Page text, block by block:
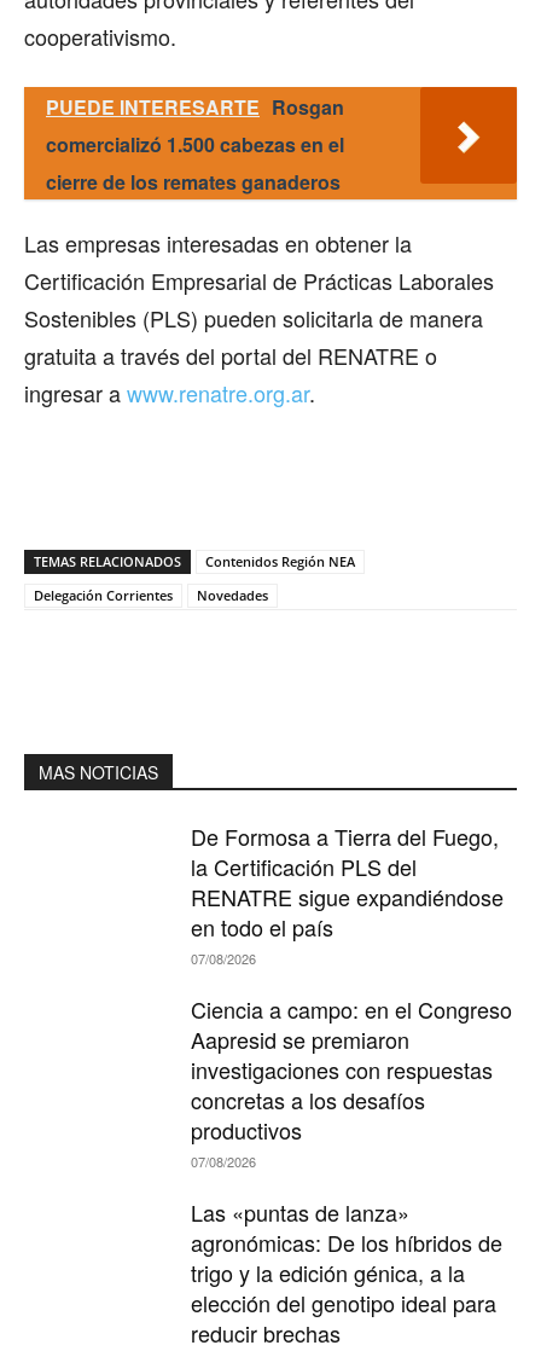
cooperativismo.
PUEDE INTERESARTE Rosgan
comercializó 1.500 cabezas en el
cierre de los remates ganaderos
Las empresas interesadas en obtener la
Certificación Empresarial de Prácticas Laborales
Sostenibles (PLS) pueden solicitarla de manera
gratuita a través del portal del RENATRE o
ingresar awww.renatre.org.ar.
TEMAS RELACIONADOS
Contenidos Región NEA
Delegación Corrientes
Novedades
MAS NOTICIAS
De Formosa a Tierra del Fuego,
la Certificación PLS del
RENATRE sigue expandiéndose
en todo el país
07/08/2026
Ciencia a campo: en el Congreso
Aapresid se premiaron
investigaciones con respuestas
concretas a los desafíos
productivos
07/08/2026
Las «puntas de lanza»
agronómicas: De los híbridos de
trigo y la edición génica, a la
elección del genotipo ideal para
reducir brechas